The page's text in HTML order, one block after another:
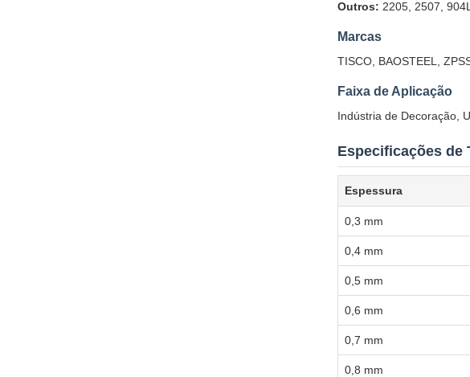
Outros: 2205, 2507,
Marcas
TISCO, BAOSTEEL,
Faixa de Aplicação
Indústria de Decoração,
Especificações de
Espessura
0,3 mm
0,4 mm
0,5 mm
0,6 mm
0,7 mm
0,8 mm